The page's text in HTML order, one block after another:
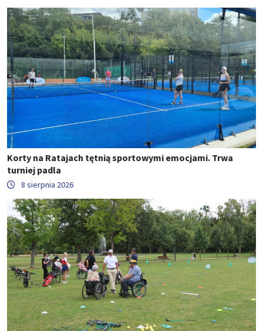
Korty na Ratajach tętnią sportowymi emocjami. Trwa
turniej padla
8 sierpnia 2026